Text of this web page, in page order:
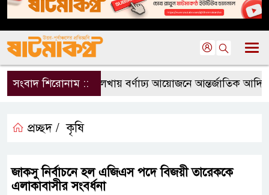
সংবাদ শিরোনাম ::বড়লেখায় বর্ণাঢ্য আয়োজনে আন্তর্জাতিক
প্রচ্ছদ / কৃষি
জাকসু নির্বাচনে হল এজিএস পদে বিজয়ী তারেককে
এলাকাবাসীর সংবর্ধনা